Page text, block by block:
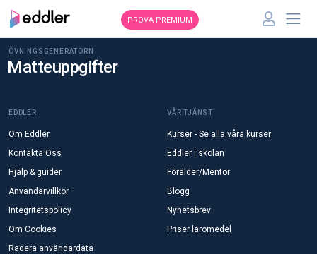
PROVA PREMIUM
ÖVNINGSGENERATORN
Matteuppgifter
EDDLER
Om Eddler
Kontakta Oss
Hjälp & guider
Användarvillkor
Integritetspolicy
Om Cookies
Radera användardata
VÅR TJÄNST
Kurser - Se alla våra kurser
Eddler i skolan
Förälder/Mentor
Blogg
Nyhetsbrev
Priser läromedel